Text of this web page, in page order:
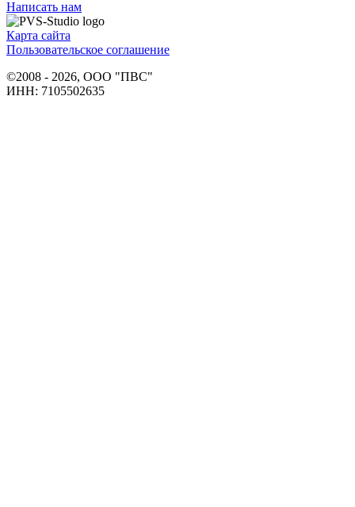
Написать нам
Карта сайта
Пользовательское соглашение
©2008 - 2026, ООО "ПВС"
ИНН: 7105502635